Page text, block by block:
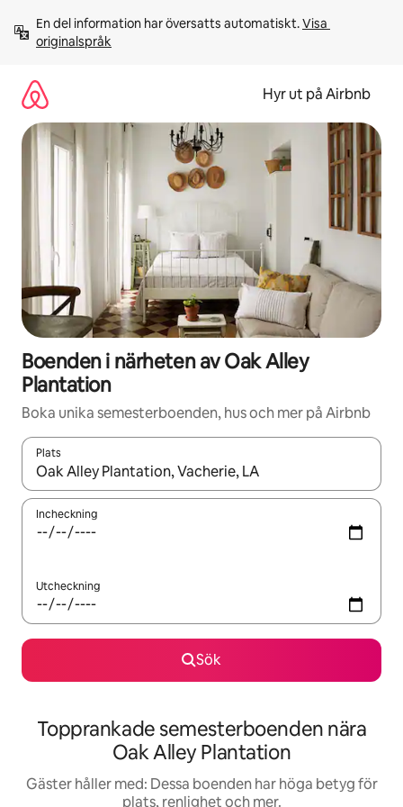
innehåll
En del information har översatts automatiskt. Visa
originalspråk
Hyr ut på Airbnb
Boenden i närheten av Oak Alley
Plantation
Boka unika semesterboenden, hus och mer på Airbnb
Plats
När resultaten är tillgängliga kan du navigera med upp- och
Incheckning
Utcheckning
Sök
Topprankade semesterboenden nära
Oak Alley Plantation
Gäster håller med: Dessa boenden har höga betyg för
plats, renlighet och mer.